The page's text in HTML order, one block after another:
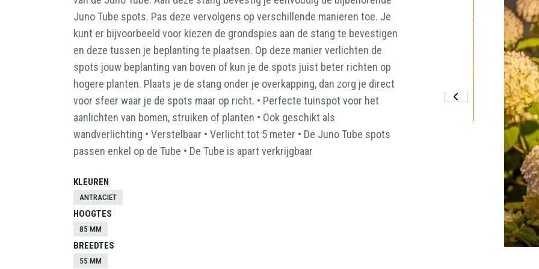
POORT
ECONOMIC
DOUGLAS
HORIZONTAAL
ECONOMIC
POORT
ECONOMIC
GRENEN
VERTICAAL
ECONOMIC
VOLLEDIG HOUTEN
SCHUTTING
SPOTS
TOEBEHOREN
VERLICHTING
COMPOSIET
REGULIERE
PLANK (138MM)
ZONDER
HOUTSTRUCTUUR
TERRASPLANK
PREMIUM
KUNSTGRAS
KUNSTGRAS
Juno Tube spots. Pas deze vervolgens op verschillende manieren toe. Je
kunt er bijvoorbeeld voor kiezen de grondspies aan de stang te bevestigen
en deze tussen je beplanting te plaatsen. Op deze manier verlichten de
spots jouw beplanting van boven of kun je de spots juist beter richten op
hogere planten. Plaats je de stang onder je overkapping, dan zorg je direct
voor sfeer waar je de spots maar op richt. • Perfecte tuinspot voor het
aanlichten van bomen, struiken of planten • Ook geschikt als
wandverlichting • Verstelbaar • Verlicht tot 5 meter • De Juno Tube spots
passen enkel op de Tube • De Tube is apart verkrijgbaar
KLEUREN
ANTRACIET
HOOGTES
85 MM
BREEDTES
55 MM